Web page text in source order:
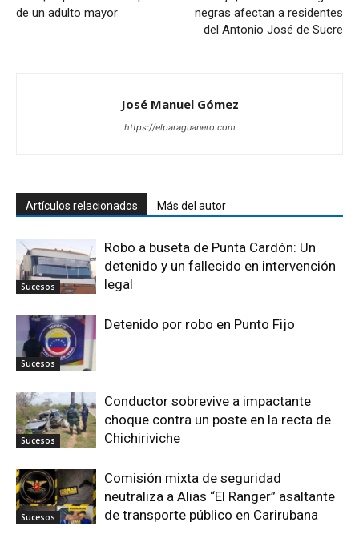
de un adulto mayor
negras afectan a residentes
del Antonio José de Sucre
José Manuel Gómez
https://elparaguanero.com
Artículos relacionados Más del autor
Sucesos
Robo a buseta de Punta Cardón: Un
detenido y un fallecido en intervención
legal
Sucesos
Detenido por robo en Punto Fijo
Sucesos
Conductor sobrevive a impactante
choque contra un poste en la recta de
Chichiriviche
Sucesos
Comisión mixta de seguridad
neutraliza a Alias “El Ranger” asaltante
de transporte público en Carirubana